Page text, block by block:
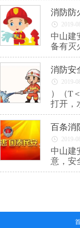
消防防
2019-
中山建
备有灭
消防安
2019-
）（T
打开，
百条消
2019-
中山建
意，安